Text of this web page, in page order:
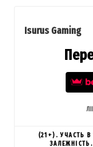
Isurus Gaming
(21+). УЧАСТЬ